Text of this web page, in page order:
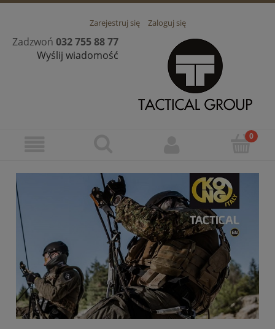
Zarejestruj się Zaloguj się
Zadzwoń 032 755 88 77
Wyślij wiadomość